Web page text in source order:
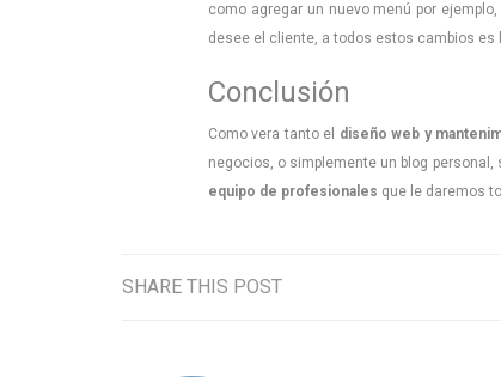
como agregar un nuevo menú por
desee el cliente, a todos estos cambios
Conclusión
Como vera tanto el diseño web y
negocios, o simplemente un blog
equipo de profesionales que le daremos
SHARE THIS POST